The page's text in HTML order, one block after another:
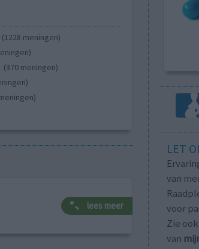
(1228 meningen)
(370 meningen)
lees meer
LET
van
voor
Zie
van